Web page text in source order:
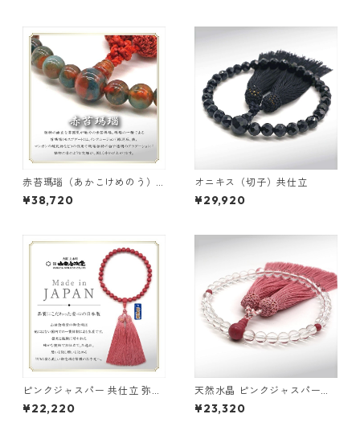
赤苔瑪瑙（あかこけめのう）
共仕立 弥勒房
¥38,720
オニキス（切子）共仕立
¥29,920
ピンクジャスパー 共仕立 弥勒
房
¥22,220
天然水晶 ピンクジャスパー仕
立 弥勒房
¥23,320